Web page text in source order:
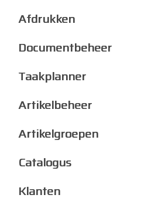
Afdrukken
Documentbeheer
Taakplanner
Artikelbeheer
Artikelgroepen
Catalogus
Klanten